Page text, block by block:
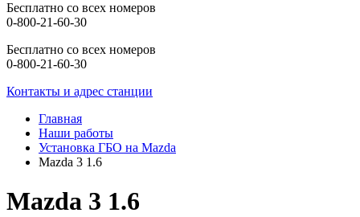
Бесплатно со всех номеров
0-800-21-60-30
Бесплатно со всех номеров
0-800-21-60-30
Контакты и адрес станции
Главная
Наши работы
Установка ГБО на Mazda
Mazda 3 1.6
Mazda 3 1.6